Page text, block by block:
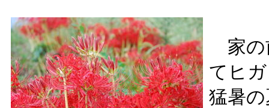
家の
てヒ
猛暑